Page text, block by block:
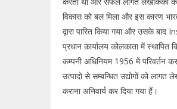
विकास को बल मिला और इस कारण
द्वारा पारित किया गया और उसके
प्रधान कार्यालय कोलकाता में स्थापित
कम्पनी अधिनियम 1956 में परिवर्तन
उत्पादो से सम्बन्धित उद्योगों को
कराना अनिवार्य कर दिया गया हैं।